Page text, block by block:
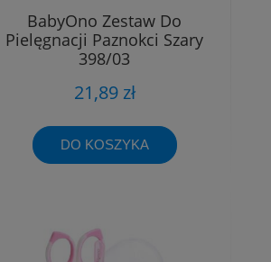
BabyOno Zestaw Do
Pielęgnacji Paznokci Szary
398/03
21,89 zł
DO KOSZYKA